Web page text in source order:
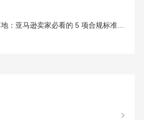
美国 301 关税 7 月落地：亚马逊卖家必看的 5 项合规标准与稳交付方案